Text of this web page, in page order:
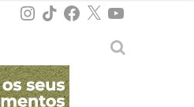
Instagram
TikTokFacebook
X YouTube